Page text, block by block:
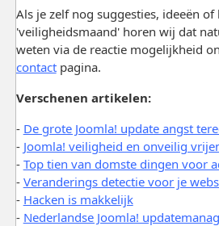
Als je zelf nog suggesties, ideeën
'veiligheidsmaand' horen wij dat
weten via de reactie mogelijkheid
contactpagina.
Verschenen artikelen:
- De grote Joomla! update angst
- Joomla! veiligheid en onveilig
- Top tien van domste dingen voor
- Veranderings detectie voor je
- Hacken is makkelijk
- Nederlandse Joomla!